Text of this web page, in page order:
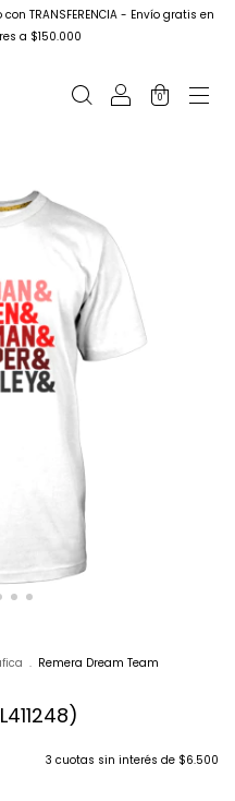
TRANSFERENCIA - Envío gratis en
a $150.000
0
. Remera Dream Team
3 cuotas sin interés de $6.500